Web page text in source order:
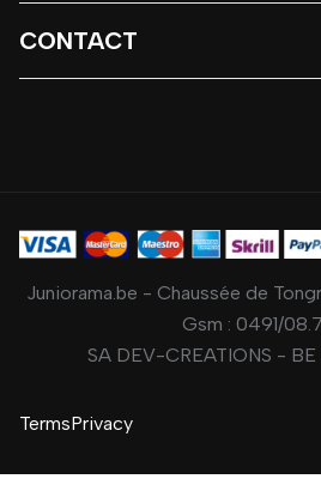
CONTACT
Juniorama.be - Chaussée de
Gsm : 0491/
SA DEV-CREATIONS -
TermsPrivacy